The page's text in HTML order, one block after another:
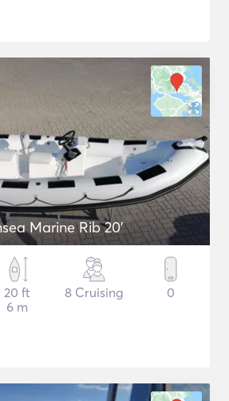
Marine Rib 20'
20 ft
6 m
8 Cruising 0